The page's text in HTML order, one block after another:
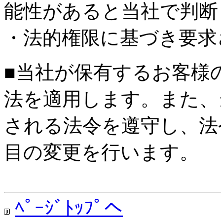
能性があると当社で判
・法的権限に基づき要
■当社が保有するお客様
法を適用します。また
される法令を遵守し、
目の変更を行います。
ﾍﾟｰｼﾞﾄｯﾌﾟへ